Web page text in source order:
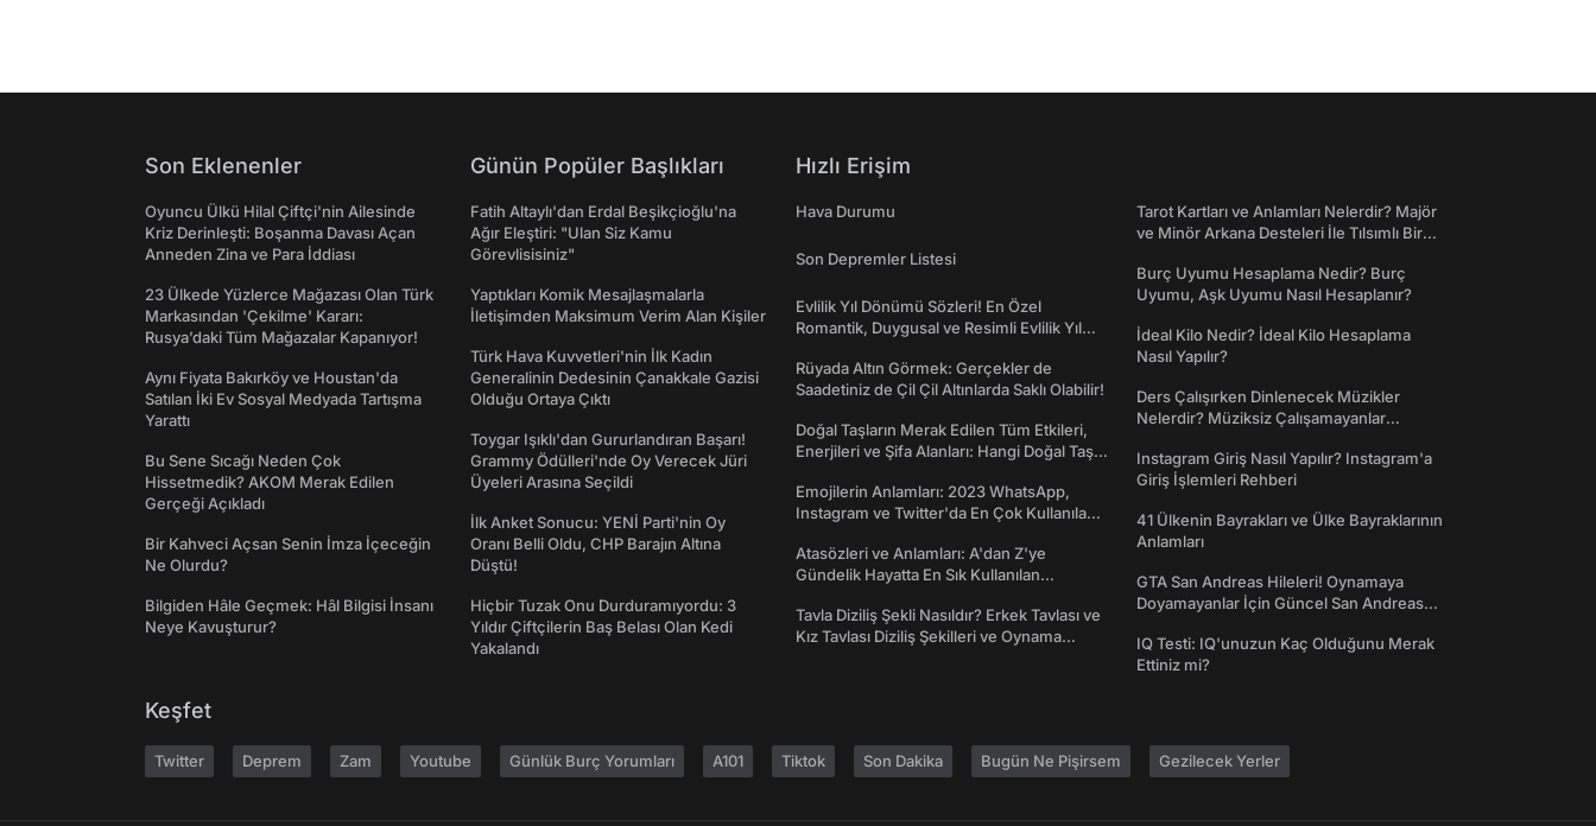
Son Eklenenler
Oyuncu Ülkü Hilal Çiftçi'nin Ailesinde
Kriz Derinleşti: Boşanma Davası Açan
Anneden Zina ve Para İddiası
23 Ülkede Yüzlerce Mağazası Olan Türk
Markasından 'Çekilme' Kararı:
Rusya’daki Tüm Mağazalar Kapanıyor!
Aynı Fiyata Bakırköy ve Houstan'da
Satılan İki Ev Sosyal Medyada Tartışma
Yarattı
Bu Sene Sıcağı Neden Çok
Hissetmedik? AKOM Merak Edilen
Gerçeği Açıkladı
Bir Kahveci Açsan Senin İmza İçeceğin
Ne Olurdu?
Bilgiden Hâle Geçmek: Hâl Bilgisi İnsanı
Neye Kavuşturur?
Günün Popüler Başlıkları
Fatih Altaylı'dan Erdal Beşikçioğlu'na
Ağır Eleştiri: "Ulan Siz Kamu
Görevlisisiniz"
Yaptıkları Komik Mesajlaşmalarla
İletişimden Maksimum Verim Alan Kişiler
Türk Hava Kuvvetleri'nin İlk Kadın
Generalinin Dedesinin Çanakkale Gazisi
Olduğu Ortaya Çıktı
Toygar Işıklı'dan Gururlandıran Başarı!
Grammy Ödülleri'nde Oy Verecek Jüri
Üyeleri Arasına Seçildi
İlk Anket Sonucu: YENİ Parti'nin Oy
Oranı Belli Oldu, CHP Barajın Altına
Düştü!
Hiçbir Tuzak Onu Durduramıyordu: 3
Yıldır Çiftçilerin Baş Belası Olan Kedi
Yakalandı
Hızlı Erişim
Hava Durumu
Son Depremler Listesi
Evlilik Yıl Dönümü Sözleri! En Özel
Romantik, Duygusal ve Resimli Evlilik Yıl
Rüyada Altın Görmek: Gerçekler de
Saadetiniz de Çil Çil Altınlarda Saklı Olabilir!
Doğal Taşların Merak Edilen Tüm Etkileri,
Enerjileri ve Şifa Alanları: Hangi Doğal Taş
Emojilerin Anlamları: 2023 WhatsApp,
Instagram ve Twitter'da En Çok Kullanılan
Atasözleri ve Anlamları: A'dan Z'ye
Gündelik Hayatta En Sık Kullanılan
Tavla Diziliş Şekli Nasıldır? Erkek Tavlası ve
Kız Tavlası Diziliş Şekilleri ve Oynama
Tarot Kartları ve Anlamları Nelerdir? Majör
ve Minör Arkana Desteleri İle Tılsımlı Bir
Burç Uyumu Hesaplama Nedir? Burç
Uyumu, Aşk Uyumu Nasıl Hesaplanır?
İdeal Kilo Nedir? İdeal Kilo Hesaplama
Nasıl Yapılır?
Ders Çalışırken Dinlenecek Müzikler
Nelerdir? Müziksiz Çalışamayanlar
Instagram Giriş Nasıl Yapılır? Instagram'a
Giriş İşlemleri Rehberi
41 Ülkenin Bayrakları ve Ülke Bayraklarının
Anlamları
GTA San Andreas Hileleri! Oynamaya
Doyamayanlar İçin Güncel San Andreas
IQ Testi: IQ'unuzun Kaç Olduğunu Merak
Ettiniz mi?
Keşfet
Twitter Deprem Zam Youtube Günlük Burç Yorumları A101 Tiktok Son Dakika Bugün Ne Pişirsem Gezilecek Yerler